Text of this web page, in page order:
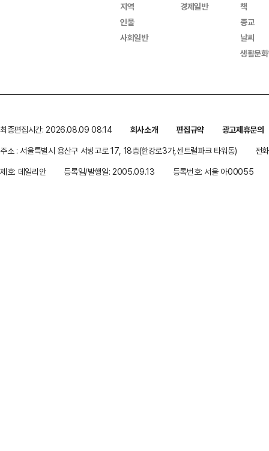
지역
인물
사회일반
경제일반
책
종교
날씨
생활문
최종편집시간: 2026.08.09 08:14 회사소개 편집규약
광고제휴문의
주소 : 서울특별시 용산구 서빙고로 17, 18층(한강로3가,센트럴파크 타워동)
전
제호: 데일리안
등록일/발행일: 2005.09.13 등록번호: 서울 아00055